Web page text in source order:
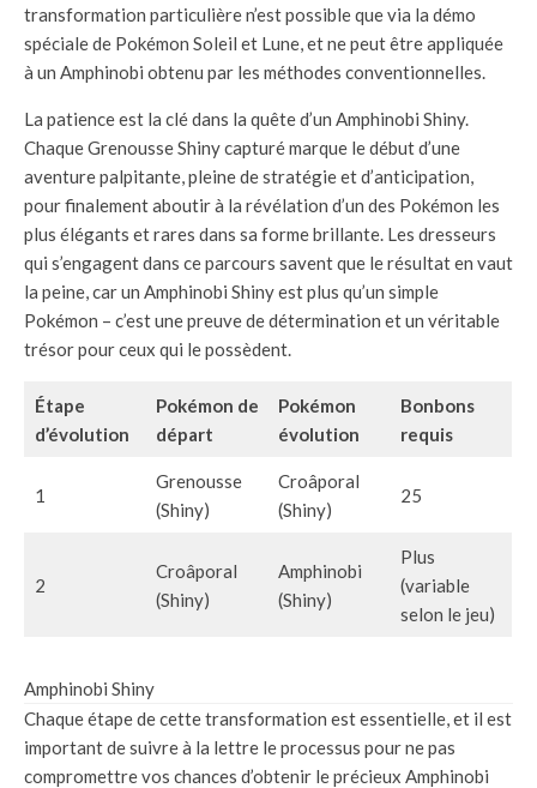
transformation particulière n’est possible que via la démo
spéciale de Pokémon Soleil et Lune, et ne peut être appliquée
à un Amphinobi obtenu par les méthodes conventionnelles.
La patience est la clé dans la quête d’un Amphinobi Shiny.
Chaque Grenousse Shiny capturé marque le début d’une
aventure palpitante, pleine de stratégie et d’anticipation,
pour finalement aboutir à la révélation d’un des Pokémon les
plus élégants et rares dans sa forme brillante. Les dresseurs
qui s’engagent dans ce parcours savent que le résultat en vaut
la peine, car un Amphinobi Shiny est plus qu’un simple
Pokémon – c’est une preuve de détermination et un véritable
trésor pour ceux qui le possèdent.
Étape
d’évolution
Pokémon de
départ
Pokémon
évolution
Bonbons
requis
1
Grenousse
(Shiny)
Croâporal
(Shiny)
25
2
Croâporal
(Shiny)
Amphinobi
(Shiny)
Plus
(variable
selon le jeu)
Amphinobi Shiny
Chaque étape de cette transformation est essentielle, et il est
important de suivre à la lettre le processus pour ne pas
compromettre vos chances d’obtenir le précieux Amphinobi